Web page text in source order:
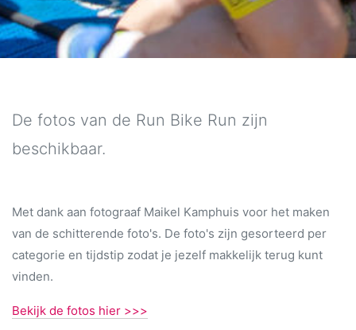
De fotos van de Run Bike Run zijn
beschikbaar.
Met dank aan fotograaf Maikel Kamphuis voor het maken
van de schitterende foto's. De foto's zijn gesorteerd per
categorie en tijdstip zodat je jezelf makkelijk terug kunt
vinden.
Bekijk de fotos hier >>>